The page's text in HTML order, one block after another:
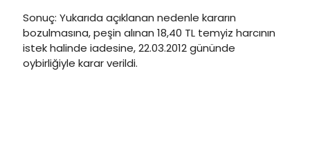
Sonuç: Yukarıda açıklanan nedenle kararın
bozulmasına, peşin alınan 18,40 TL temyiz harcının
istek halinde iadesine, 22.03.2012 gününde
oybirliğiyle karar verildi.